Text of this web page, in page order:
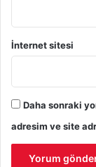
İnternet sitesi
Daha sonraki
adresim ve site